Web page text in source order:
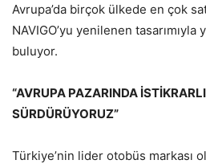
Avrupa’da birçok ülkede en çok
NAVIGO’yu yenilenen tasarımıyla
buluyor.
“AVRUPA PAZARINDA
SÜRDÜRÜYORUZ”
Türkiye’nin lider otobüs markası